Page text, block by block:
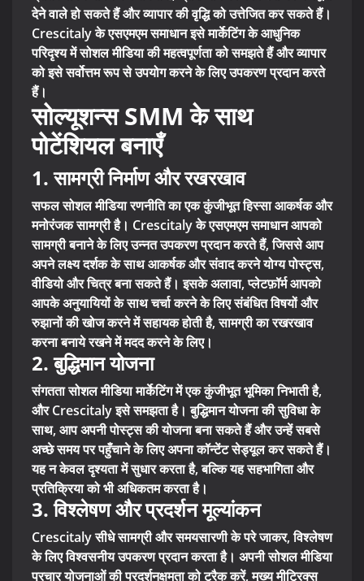
देने वाले हो सकते हैं और व्यापार की वृद्धि को उत्तेजित कर सकते हैं।
Crescitaly के एसएमएम समाधान इसे मार्केटिंग के आधुनिक
परिदृश्य में सोशल मीडिया की महत्वपूर्णता को समझते हैं और व्यापार
को इसे सर्वोत्तम रूप से उपयोग करने के लिए उपकरण प्रदान करते
हैं।
सोल्यूशन्स SMM के साथ
पोटेंशियल बनाएँ
1. सामग्री निर्माण और रखरखाव
सफल सोशल मीडिया रणनीति का एक कुंजीभूत हिस्सा आकर्षक और
मनोरंजक सामग्री है। Crescitaly के एसएमएम समाधान आपको
सामग्री बनाने के लिए उन्नत उपकरण प्रदान करते हैं, जिससे आप
अपने लक्ष्य दर्शक के साथ आकर्षक और संवाद करने योग्य पोस्ट्स,
वीडियो और चित्र बना सकते हैं। इसके अलावा, प्लेटफ़ॉर्म आपको
आपके अनुयायियों के साथ चर्चा करने के लिए संबंधित विषयों और
रुझानों की खोज करने में सहायक होती है, सामग्री का रखरखाव
करना बनाये रखने में मदद करने के लिए।
2. बुद्धिमान योजना
संगतता सोशल मीडिया मार्केटिंग में एक कुंजीभूत भूमिका निभाती है,
और Crescitaly इसे समझता है। बुद्धिमान योजना की सुविधा के
साथ, आप अपनी पोस्ट्स की योजना बना सकते हैं और उन्हें सबसे
अच्छे समय पर पहुँचाने के लिए अपना कॉन्टेंट सेड्यूल कर सकते हैं।
यह न केवल दृश्यता में सुधार करता है, बल्कि यह सहभागिता और
प्रतिक्रिया को भी अधिकतम करता है।
3. विश्लेषण और प्रदर्शन मूल्यांकन
Crescitaly सीधे सामग्री और समयसारणी के परे जाकर, विश्लेषण
के लिए विश्वसनीय उपकरण प्रदान करता है। अपनी सोशल मीडिया
प्रचार योजनाओं की प्रदर्शनक्षमता को ट्रैक करें, मुख्य मीट्रिक्स